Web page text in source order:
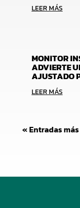
LEER MÁS
MONITOR
ADVIERTE
AJUSTADO
LEER MÁS
« Entradas